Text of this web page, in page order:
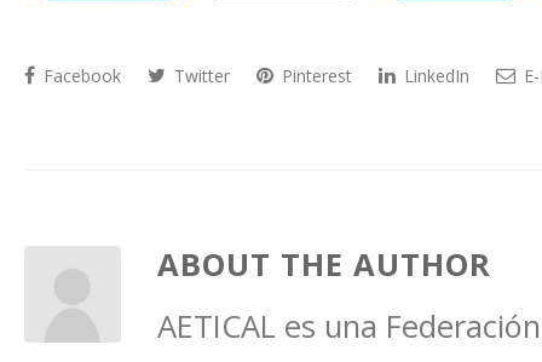
Facebook Twitter Pinterest LinkedIn
ABOUT THE AUTHOR
AETICAL es una